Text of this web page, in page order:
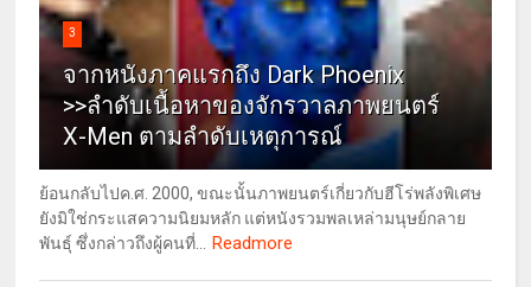
3
จากหนังภาคแรกถึง Dark Phoenix
>>ลำดับเนื้อหาของจักรวาลภาพยนตร์
X-Men ตามลำดับเหตุการณ์
ย้อนกลับไปค.ศ. 2000, ขณะนั้นภาพยนตร์เกี่ยวกับฮีโร่พลังพิเศษ
ยังมิใช่กระแสความนิยมหลัก แต่หนังรวมพลเหล่ามนุษย์กลาย
พันธุ์ ซึ่งกล่าวถึงผู้คนที่...
Readmore